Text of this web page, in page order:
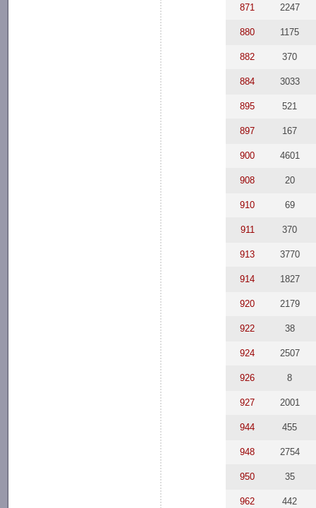
871 2247
880 1175
882 370
884 3033
895 521
897 167
900 4601
908 20
910 69
911 370
913 3770
914 1827
920 2179
922 38
924 2507
926 8
927 2001
944 455
948 2754
950 35
962 442